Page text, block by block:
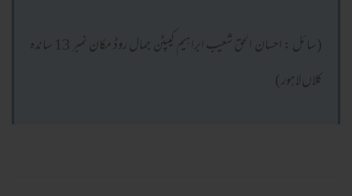
(سائل : احسان الحق شعیب ابراہیم کیپٹن جمال روڈ مکان نمبر 13 ساندہ
کلاں لاہور )